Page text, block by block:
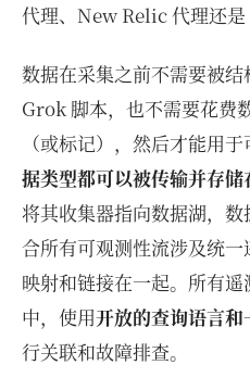
代理、New Relic 代理还
数据在采集之前不需要被
Grok 脚本，也不需要花费
（或标记），然后才能用于
据类型都可以被传输并存储
将其收集器指向数据湖，
合所有可观测性流涉及统
映射和链接在一起。所有
中，使用开放的查询语言
行关联和故障排查。